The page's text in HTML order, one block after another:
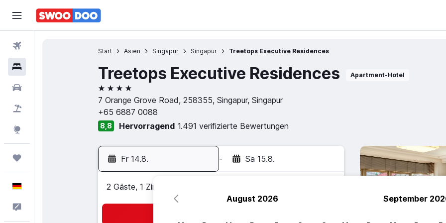
Start Asien Singapur Singapur Treetops Executive Residences
Treetops Executive Residences Apartment-Hotel
4 Sterne
7 Orange Grove Road, 258355, Singapur, Singapur
+65 6887 0088
8,8 Hervorragend 1.491 verifizierte Bewertungen
Fr 14.8. - Sa 15.8.
2 Gäste, 1 Zimmer
August 2026 September